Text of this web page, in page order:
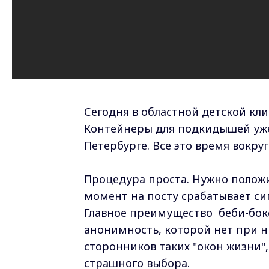
Сегодня в областной детской
Контейнеры для подкидышей
Петербурге. Все это время
Процедура проста. Нужно
момент на посту срабатывает
Главное преимущество беби-
анонимность, которой нет при
сторонников таких "окон
страшного выбора.